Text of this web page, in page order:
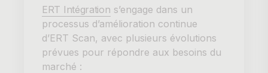
ERT Intégration s’engage dans un
processus d’amélioration continue
d’ERT Scan, avec plusieurs évolutions
prévues pour répondre aux besoins du
marché :